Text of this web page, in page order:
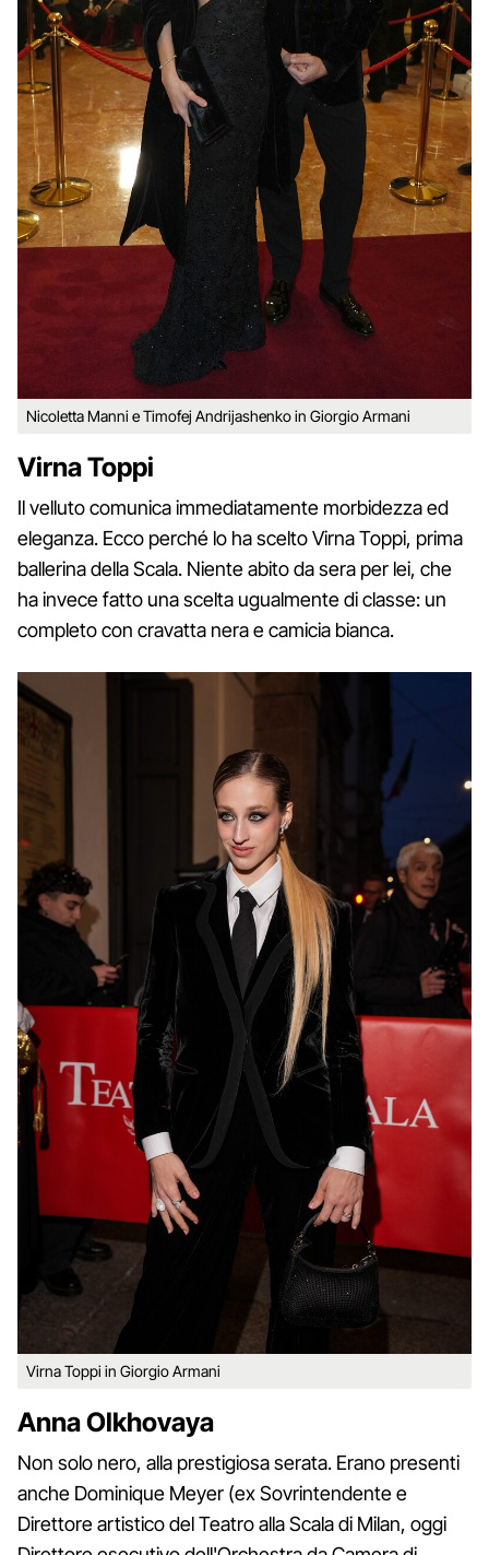
Nicoletta Manni e Timofej Andrijashenko in Giorgio Armani
Virna Toppi
Il velluto comunica immediatamente morbidezza ed
eleganza. Ecco perché lo ha scelto Virna Toppi, prima
ballerina della Scala. Niente abito da sera per lei, che
ha invece fatto una scelta ugualmente di classe: un
completo con cravatta nera e camicia bianca.
Virna Toppi in Giorgio Armani
Anna Olkhovaya
Non solo nero, alla prestigiosa serata. Erano presenti
anche Dominique Meyer (ex Sovrintendente e
Direttore artistico del Teatro alla Scala di Milan, oggi